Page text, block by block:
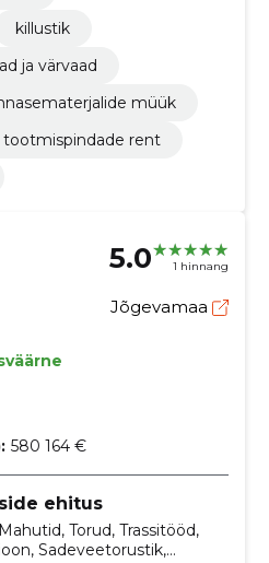
killustik
ja värvaad
müük
tootmispindade rent
5.0 1 hinnang
Jõgevamaa
580 164 €
ehitus
Torud, Trassitööd,
Sadeveetorustik,